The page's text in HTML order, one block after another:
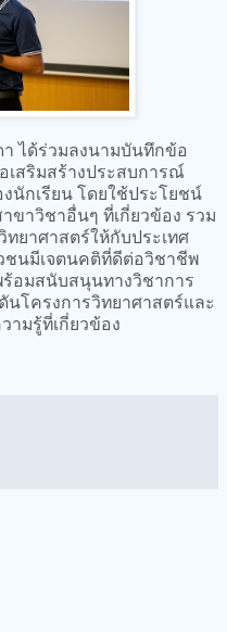
ได้ร่วมลงนามบันทึกข้อ
เสริมสร้างประสบการณ์
นักเรียน โดยใช้ประโยชน์
ขาวิชาอื่นๆ ที่เกี่ยวข้อง รวม
ยาศาสตร์ให้กับประเทศ
ชนมีเจตนคติที่ดีต่อวิชาชีพ
อมสนับสนุนทางวิชาการ
โครงการวิทยาศาสตร์และ
มรู้ที่เกี่ยวข้อง